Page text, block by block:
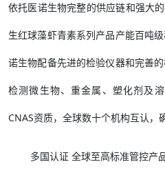
依托医诺生物完整的供应链和强大
生红球藻虾青素系列产品产能百吨
诺生物配备先进的检验仪器和完善
检测微生物、重金属、塑化剂及
CNAS资质，全球数十个机构互认，
多国认证 全球至高标准管控产